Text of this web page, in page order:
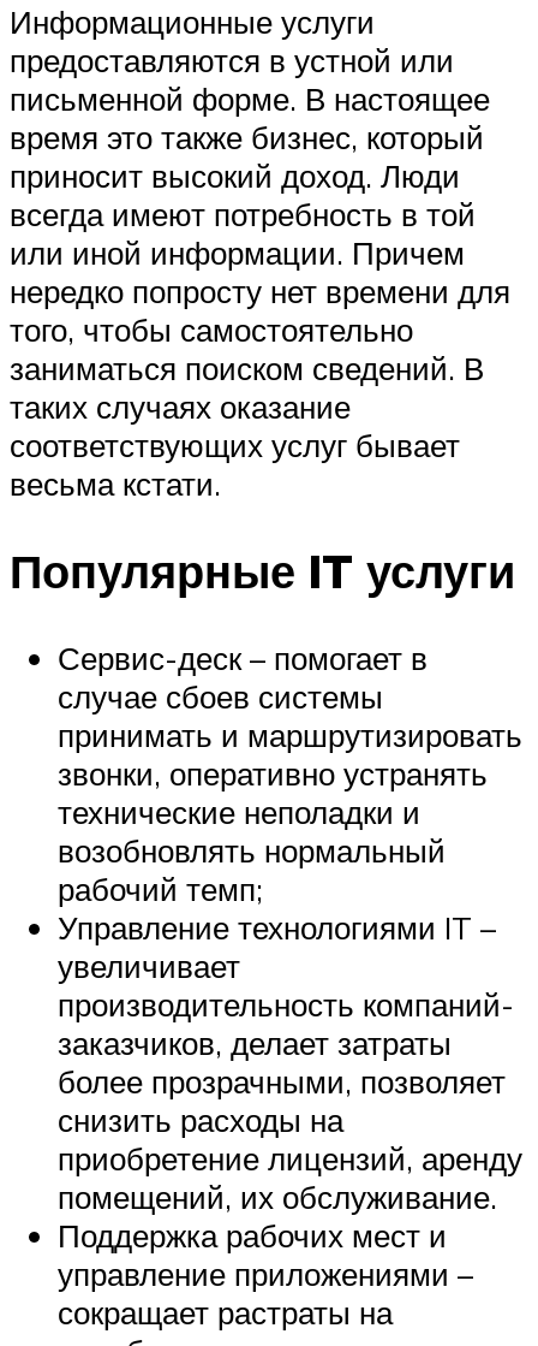
Информационные услуги
предоставляются в устной или
письменной форме. В настоящее
время это также бизнес, который
приносит высокий доход. Люди
всегда имеют потребность в той
или иной информации. Причем
нередко попросту нет времени для
того, чтобы самостоятельно
заниматься поиском сведений. В
таких случаях оказание
соответствующих услуг бывает
весьма кстати.
Популярные IT услуги
Сервис-деск – помогает в
случае сбоев системы
принимать и маршрутизировать
звонки, оперативно устранять
технические неполадки и
возобновлять нормальный
рабочий темп;
Управление технологиями IT –
увеличивает
производительность компаний-
заказчиков, делает затраты
более прозрачными, позволяет
снизить расходы на
приобретение лицензий, аренду
помещений, их обслуживание.
Поддержка рабочих мест и
управление приложениями –
сокращает растраты на